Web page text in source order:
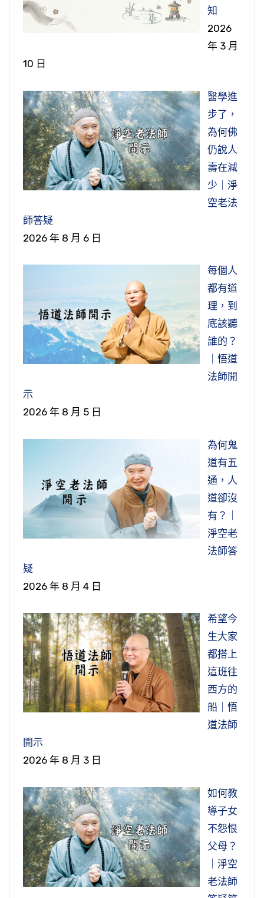
知
2026
年 3 月
10 日
醫學進
步了，
為何佛
仍說人
壽在減
少｜淨
空老法
師答疑
2026 年 8 月 6 日
每個人
都有道
理，到
底該聽
誰的？
｜悟道
法師開
示
2026 年 8 月 5 日
為何鬼
道有五
通，人
道卻沒
有？｜
淨空老
法師答
疑
2026 年 8 月 4 日
希望今
生大家
都搭上
這班往
西方的
船｜悟
道法師
開示
2026 年 8 月 3 日
如何教
導子女
不怨恨
父母？
｜淨空
老法師